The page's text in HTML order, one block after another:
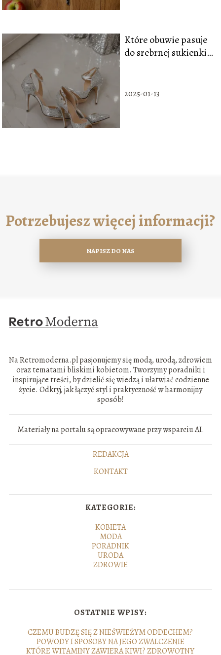
Które obuwie pasuje
do srebrnej sukienki?
2025-01-13
Potrzebujesz więcej informacji?
NAPISZ DO NAS
Na Retromoderna.pl pasjonujemy się modą, urodą, zdrowiem
oraz tematami bliskimi kobietom. Tworzymy poradniki i
inspirujące treści, by dzielić się wiedzą i ułatwiać codzienne
życie. Odkryj, jak łączyć styl i praktyczność w harmonijny
sposób!
Materiały na portalu są opracowywane przy wsparciu AI.
REDAKCJA
KONTAKT
KATEGORIE:
KOBIETA
MODA
PORADNIK
URODA
ZDROWIE
OSTATNIE WPISY:
CZEMU BUDZĘ SIĘ Z NIEŚWIEŻYM ODDECHEM?
POWODY I SPOSOBY NA JEGO ZWALCZENIE
KTÓRE WITAMINY ZAWIERA KIWI? ZDROWOTNY